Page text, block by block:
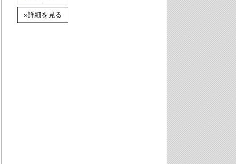
»詳細を見る